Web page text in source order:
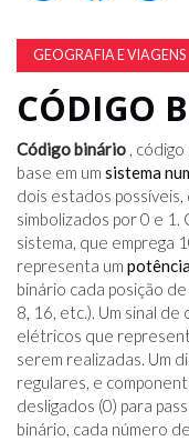
GEOGRAFIA E VIAGENS
CÓDIGO
Código binário ,
base em um sistema
dois estados
simbolizados por 0 e 1.
sistema, que emprega
representa um
binário cada posição
8, 16, etc.). Um sinal
elétricos que
serem realizadas. Um
regulares, e
desligados (0) para
binário, cada número